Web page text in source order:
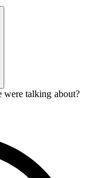
were talking about?